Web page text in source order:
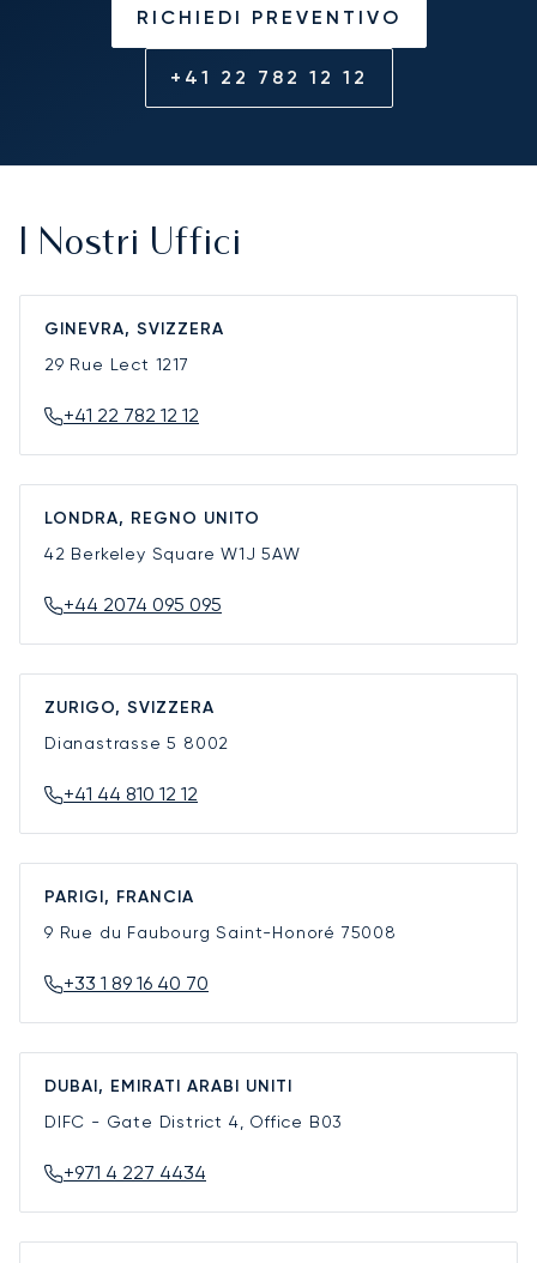
RICHIEDI PREVENTIVO
+41 22 782 12 12
I Nostri Uffici
GINEVRA, SVIZZERA
29 Rue Lect 1217
+41 22 782 12 12
LONDRA, REGNO UNITO
42 Berkeley SquareW1J 5AW
+44 2074 095 095
ZURIGO, SVIZZERA
Dianastrasse 5 8002
+41 44 810 12 12
PARIGI, FRANCIA
9 Rue du Faubourg Saint-Honoré 75008
+33 1 89 16 40 70
DUBAI, EMIRATI ARABI UNITI
DIFC - Gate District 4, Office B03
+971 4 227 4434